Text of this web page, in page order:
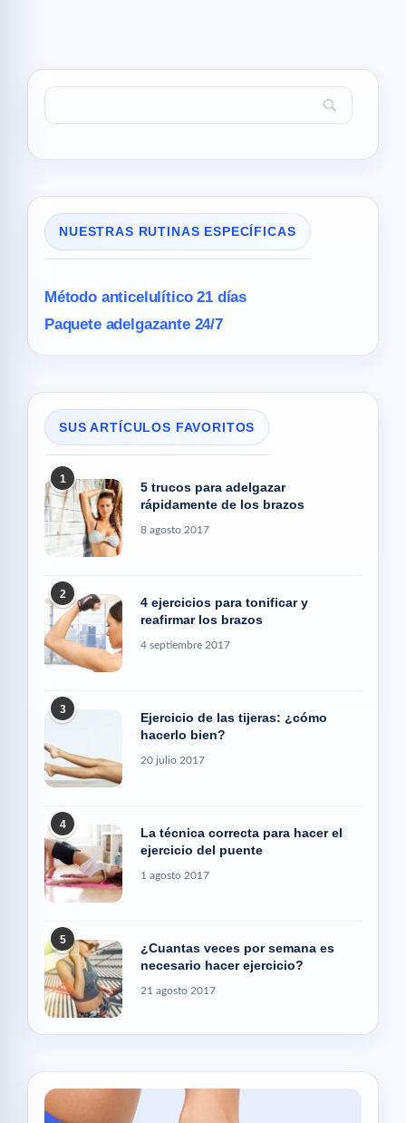
NUESTRAS RUTINAS ESPECÍFICAS
Método anticelulítico 21 días
Paquete adelgazante 24/7
SUS ARTÍCULOS FAVORITOS
1
5 trucos para adelgazar
rápidamente de los brazos
8 agosto 2017
2
4 ejercicios para tonificar y
reafirmar los brazos
4 septiembre 2017
3
Ejercicio de las tijeras: ¿cómo
hacerlo bien?
20 julio 2017
4
La técnica correcta para hacer el
ejercicio del puente
1 agosto 2017
5
¿Cuantas veces por semana es
necesario hacer ejercicio?
21 agosto 2017